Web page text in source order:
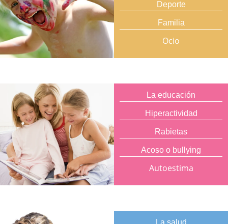
Deporte
Familia
Ocio
La educación
Hiperactividad
Rabietas
Acoso o bullying
Autoestima